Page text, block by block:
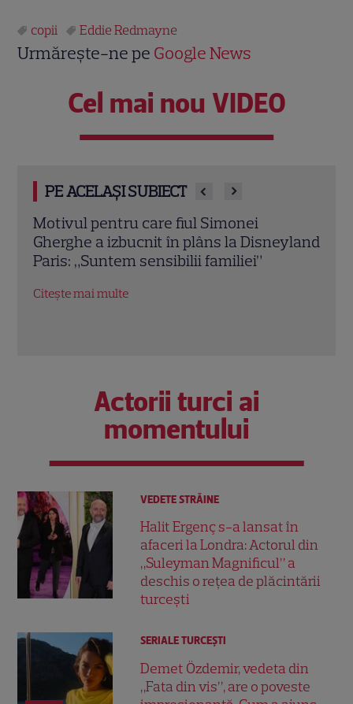
copii Eddie Redmayne
Urmărește-ne pe Google News
Cel mai nou VIDEO
PE ACELAȘI SUBIECT
la Disneyland
Úrsula Corberó a publicat primele
imagini cu bebelușul: Detaliul
emoționat pe fanii actriței din „La
Actorii turci ai
momentului
VEDETE STRĂINE
Halit Ergenç s-a lansat în
afaceri la Londra: Actorul din
„Suleyman Magnificul” a
deschis o rețea de plăcintării
turcești
SERIALE TURCEŞTI
Demet Özdemir, vedeta din
„Fata din vis”, are o poveste